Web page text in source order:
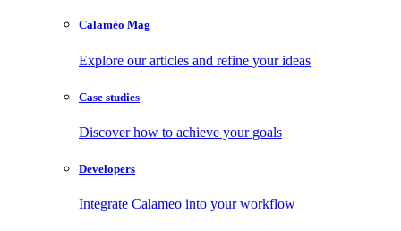
Calaméo Mag
Explore our articles and refine your ideas
Case studies
Discover how to achieve your goals
Developers
Integrate Calameo into your workflow